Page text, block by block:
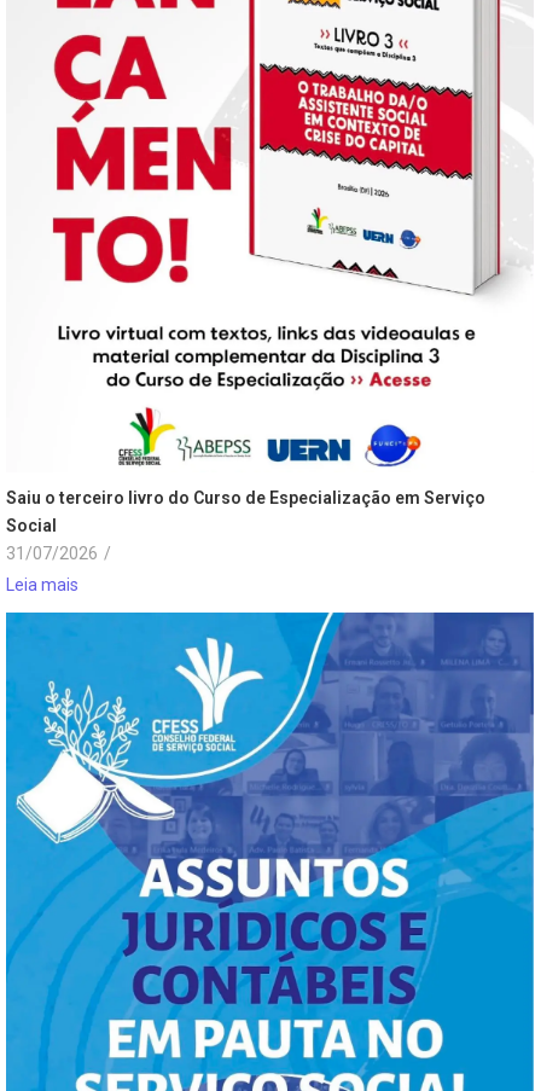
Saiu o terceiro livro do Curso de Especialização em Serviço
Social
31/07/2026 /
Leia mais